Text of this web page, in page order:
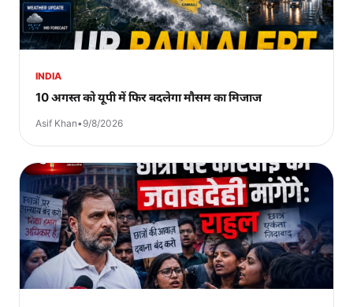
INDIA
10 अगस्त को यूपी में फिर बदलेगा मौसम का मिजाज
Asif Khan•9/8/2026